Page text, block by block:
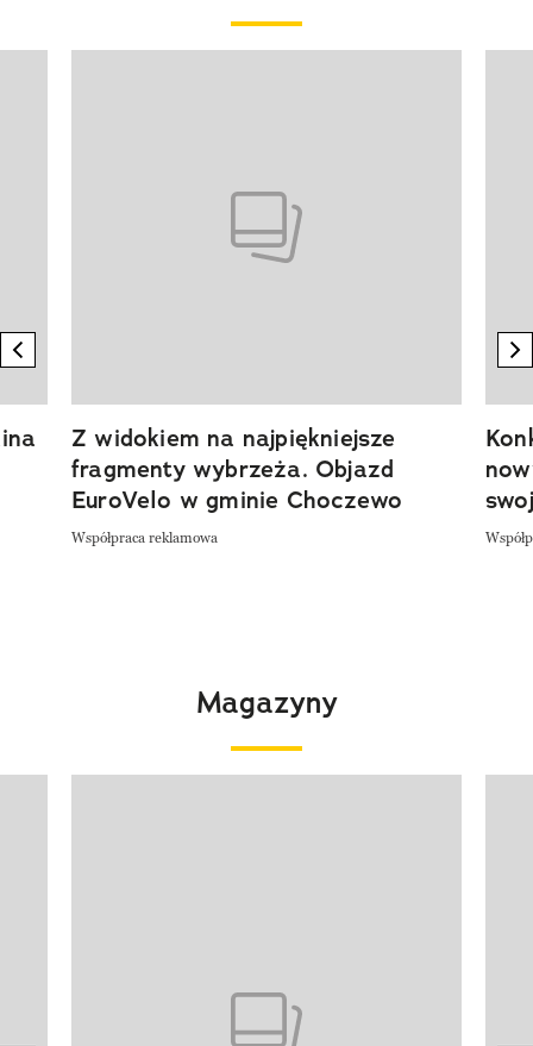
previous element
Z widokiem na najpiękniejsze
fragmenty wybrzeża. Objazd
EuroVelo w gminie Choczewo
Współpraca reklamowa
Magazyny